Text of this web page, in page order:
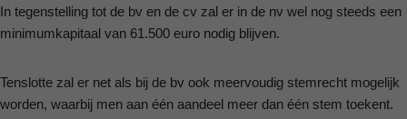
In tegenstelling tot de bv en de cv zal er in de nv wel nog steeds een
minimumkapitaal van 61.500 euro nodig blijven.
Tenslotte zal er net als bij de bv ook meervoudig stemrecht mogelijk
worden, waarbij men aan één aandeel meer dan één stem toekent.